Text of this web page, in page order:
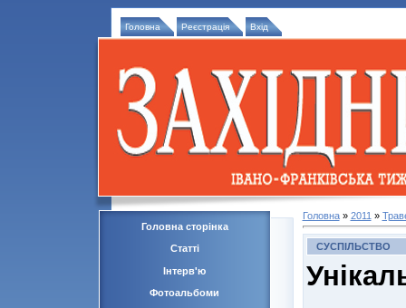
Головна Реєстрація Вхід
Головна сторінка
Статті
Інтерв'ю
Фотоальбоми
Головна» 2011 »
СУСПІЛЬСТВО